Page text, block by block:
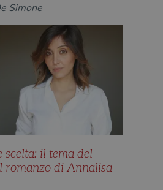
Simone
scelta: il tema del
romanzo di Annalisa